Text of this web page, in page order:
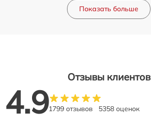
Показать больше
Отзывы клиентов
4.91799 отзывов 5358 оценок